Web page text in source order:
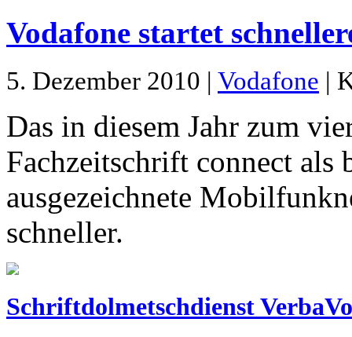
Vodafone startet
5. Dezember 2010 | Vodafone |
Das in diesem Jahr zum
Fachzeitschrift connect als
ausgezeichnete
schneller.
Schriftdolmetschdienst